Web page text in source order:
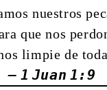
nuestros
que nos
limpie de
— 1 Juan 1:9